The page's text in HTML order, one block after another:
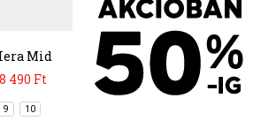
Mid
490 Ft
9 10